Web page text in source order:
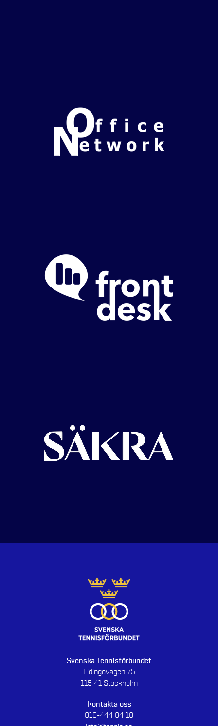
Svenska Tennisförbundet
Lidingövägen 75
115 41 Stockholm
Kontakta oss
010-444 04 10